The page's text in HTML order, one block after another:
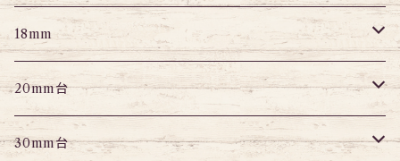
パーツ
パーツ
エキスパンダー
パーツ
パーツ
エキスパンダー
パーツ
アイレット
エキスパンダー
パーツ
プラグ
アイレット
エキスパンダー
トンネル
プラグ
アイレット
18mm
トンネル
プラグ
20mm台
トンネル
30mm台